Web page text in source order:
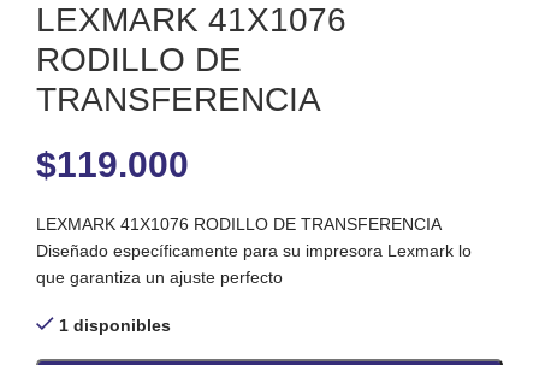
LEXMARK 41X1076
RODILLO DE
TRANSFERENCIA
$119.000
LEXMARK 41X1076 RODILLO DE TRANSFERENCIA
Diseñado específicamente para su impresora Lexmark lo
que garantiza un ajuste perfecto
1 disponibles